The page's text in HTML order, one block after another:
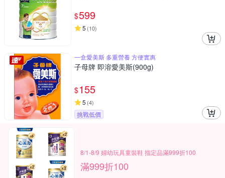
$599
5 (10)
一盒愛美斯 多重營養 方便實惠
子母牌 即溶愛美斯(900g)
$155
5 (4)
挑戰低價
8/1-8/9 婦幼玩具童裝鞋 指定品滿999折100
滿999折100